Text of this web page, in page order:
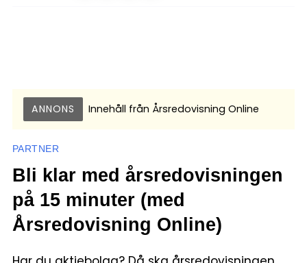
ANNONS Innehåll från Årsredovisning Online
PARTNER
Bli klar med årsredovisningen
på 15 minuter (med
Årsredovisning Online)